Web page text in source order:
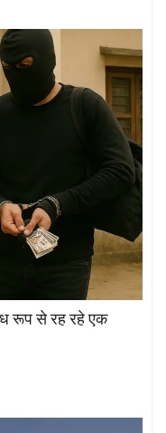
रूप से रह रहे एक